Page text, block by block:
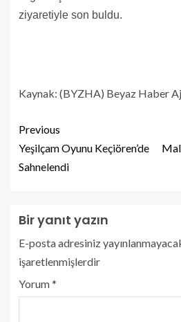
ziyaretiyle son buldu.
Kaynak: (BYZHA) Beyaz Haber
Previous
Yeşilçam Oyunu Keçiören’de
Sahnelendi
Bir yanıt yazın
E-posta adresiniz
işaretlenmişlerdir
Yorum*